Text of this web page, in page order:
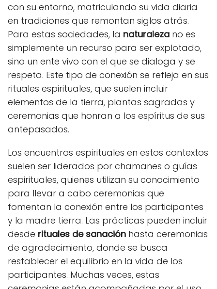
con su entorno, matriculando su vida diaria
en tradiciones que remontan siglos atrás.
Para estas sociedades, la naturaleza no es
simplemente un recurso para ser explotado,
sino un ente vivo con el que se dialoga y se
respeta. Este tipo de conexión se refleja en sus
rituales espirituales, que suelen incluir
elementos de la tierra, plantas sagradas y
ceremonias que honran a los espíritus de sus
antepasados.
Los encuentros espirituales en estos contextos
suelen ser liderados por chamanes o guías
espirituales, quienes utilizan su conocimiento
para llevar a cabo ceremonias que
fomentan la conexión entre los participantes
y la madre tierra. Las prácticas pueden incluir
desde rituales de sanación hasta ceremonias
de agradecimiento, donde se busca
restablecer el equilibrio en la vida de los
participantes. Muchas veces, estas